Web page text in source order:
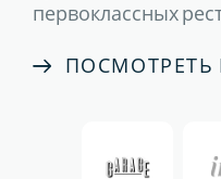
первоклассных
ПОСМОТРЕТЬ